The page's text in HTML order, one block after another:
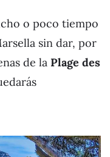
o poco tiempo
sin dar, por
de la Plage des